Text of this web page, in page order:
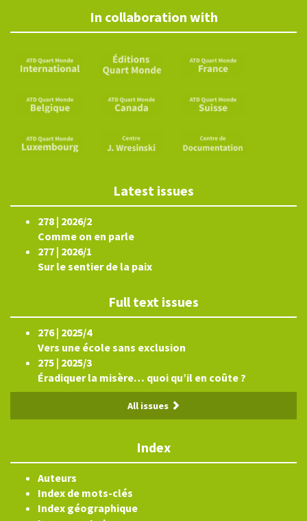
In collaboration with
Latest issues
278 | 2026/2
Comme on en parle
277 | 2026/1
Sur le sentier de la paix
Full text issues
276 | 2025/4
Vers une école sans exclusion
275 | 2025/3
Éradiquer la misère… quoi qu’il en coûte ?
All issues
Index
Auteurs
Index de mots-clés
Index géographique